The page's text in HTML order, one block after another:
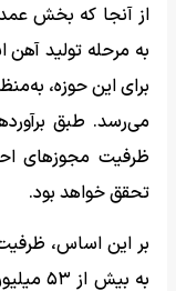
از آنجا که بخش
به مرحله تولید
برای این حوزه،
ظرفیت مجوزهای
تحقق خواهد بود.